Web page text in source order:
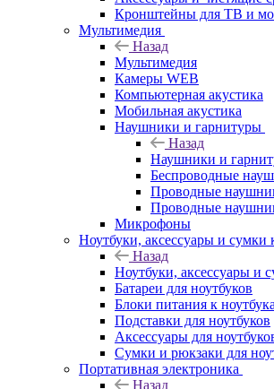
Кронштейны для ТВ и
Мультимедия
Назад
Мультимедия
Камеры WEB
Компьютерная акустика
Мобильная акустика
Наушники и гарнитуры
Назад
Наушники и
Беспроводные
Проводные
Проводные
Микрофоны
Ноутбуки, аксессуары и сумки
Назад
Ноутбуки, аксессуары и
Батареи для ноутбуков
Блоки питания к
Подставки для ноутбуков
Аксессуары для
Сумки и рюкзаки для
Портативная электроника
Назад